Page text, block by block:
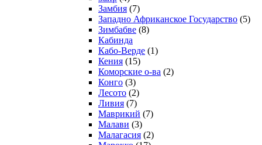
Замбия (7)
Западно Африканское Государство (5)
Зимбабве (8)
Кабинда
Кабо-Верде (1)
Кения (15)
Коморские о-ва (2)
Конго (3)
Лесото (2)
Ливия (7)
Маврикий (7)
Малави (3)
Малагасия (2)